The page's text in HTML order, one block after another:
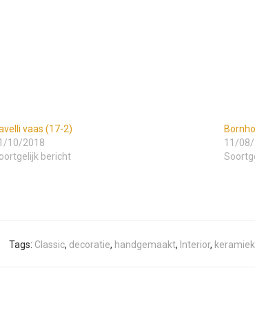
vaas (17-2)
10/2018
bericht
11/
Tags: Classic, decoratie, handgemaakt, Interior, keramiek